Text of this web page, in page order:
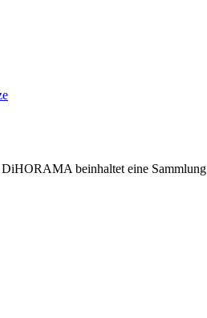
beinhaltet eine Sammlung